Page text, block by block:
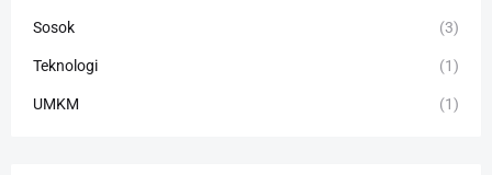
Sosok (3)
Teknologi (1)
UMKM (1)